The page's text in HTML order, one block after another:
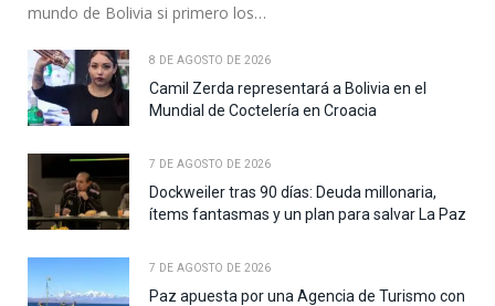
mundo de Bolivia si primero los…
8 DE AGOSTO DE 2026
Camil Zerda representará a Bolivia en el
Mundial de Coctelería en Croacia
7 DE AGOSTO DE 2026
Dockweiler tras 90 días: Deuda millonaria,
ítems fantasmas y un plan para salvar La Paz
7 DE AGOSTO DE 2026
Paz apuesta por una Agencia de Turismo con